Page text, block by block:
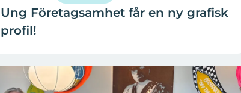
Ung Företagsamhet får en ny grafisk
profil!